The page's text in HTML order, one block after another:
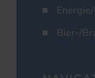
Bier-/